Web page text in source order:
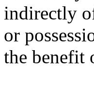
indirectly
or
the benefit